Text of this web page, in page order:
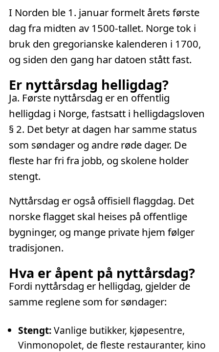
I Norden ble 1. januar formelt årets første
dag fra midten av 1500-tallet. Norge tok i
bruk den gregorianske kalenderen i 1700,
og siden den gang har datoen stått fast.
Er nyttårsdag helligdag?
Ja. Første nyttårsdag er en offentlig
helligdag i Norge, fastsatt i helligdagsloven
§ 2. Det betyr at dagen har samme status
som søndager og andre røde dager. De
fleste har fri fra jobb, og skolene holder
stengt.
Nyttårsdag er også offisiell flaggdag. Det
norske flagget skal heises på offentlige
bygninger, og mange private hjem følger
tradisjonen.
Hva er åpent på nyttårsdag?
Fordi nyttårsdag er helligdag, gjelder de
samme reglene som for søndager:
Stengt:Vanlige butikker, kjøpesentre,
Vinmonopolet, de fleste restauranter, kino